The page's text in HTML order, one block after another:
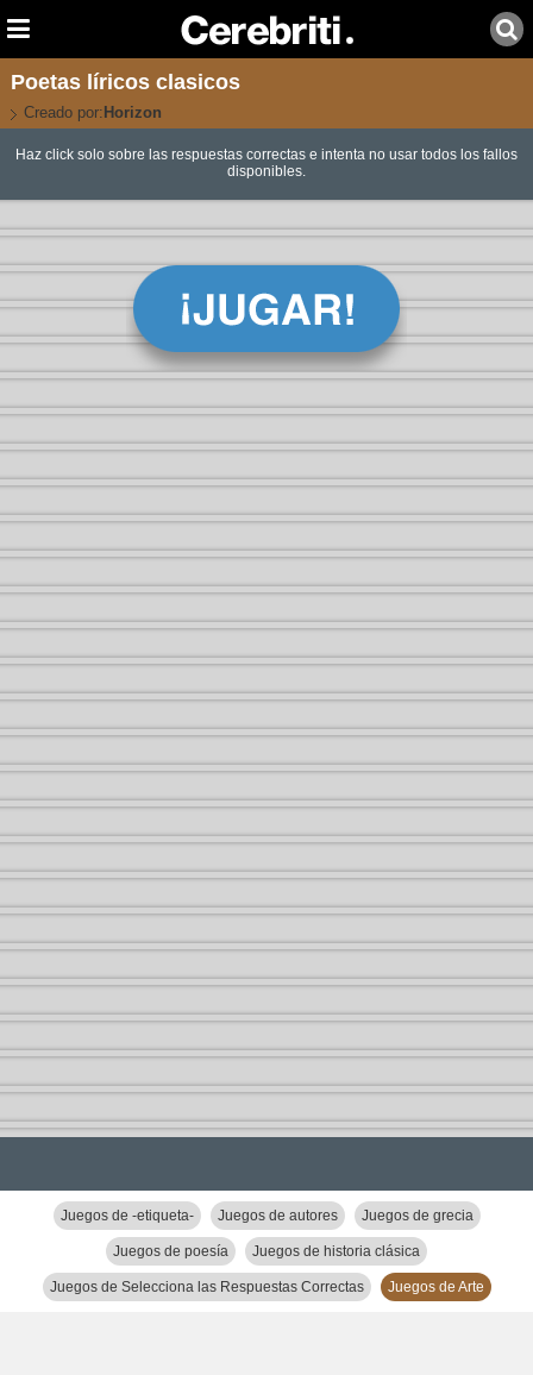
Poetas líricos clasicos
Creado por: Horizon
Haz click solo sobre las respuestas correctas e intenta no usar todos los fallos
disponibles.
Juegos de -etiqueta- Juegos de autores Juegos de grecia
Juegos de poesía Juegos de historia clásica
Juegos de Selecciona las Respuestas Correctas Juegos de Arte